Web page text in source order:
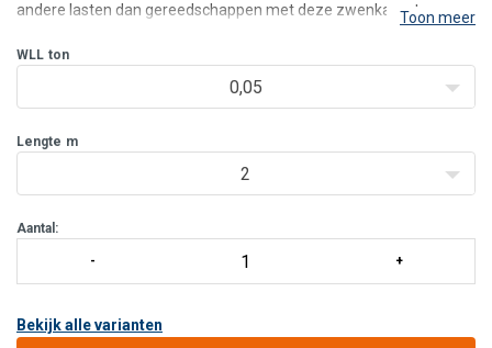
andere lasten dan gereedschappen met deze zwenkarm te
De zwenkkraan is voorzien van standaard montagesteunen. De
Toon meer
WLL ton
0,05
Lengte m
2
Aantal:
Bekijk alle varianten